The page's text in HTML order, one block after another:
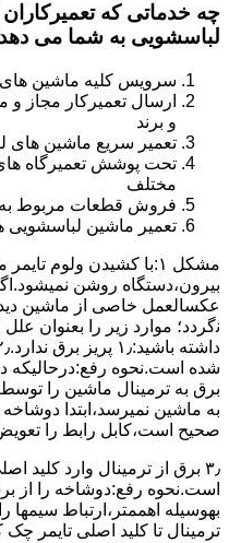
چه خدماتی که
لباسشویی به شما می
سرویس کلیه ماشین
ارسال تعمیرکار
و برند
تعمیر سریع ماشین های
تحت پوشش تعمیرگاه
مختلف
فروش قطعات مربوط
تعمیر ماشین لباسشویی
مشکل ۱:ﺑﺎ ﮐﺸﯿﺪن وﻟﻮم
ﺑﯿﺮون،دستگاه روﺷﻦ
عکسالعمل ﺧﺎﺻﯽ از ﻣﺎﺷﯿﻦ
ﻧگردد؛ موارد زیر را بعنوان
ﺷﺪه است.نحوه رفع:درحالیکه
ﺑﺮق ﺑﻪ ﺗﺮﻣﯿﻨﺎل ﻣﺎﺷﯿﻦ را ﺗﻮﺳﻂ
ﺑﻪ ﻣﺎﺷﯿﻦ نمیرسد،اﺑﺘﺪا
ﺻﺤﯿﺢ اﺳﺖ،ﮐﺎﺑﻞ راﺑﻂ را
۳٫ ﺑﺮق از ﺗﺮﻣﯿﻨﺎل وارد ﮐﻠﯿﺪ
است.نحوه رﻓﻊ:دوشاخه را از
بهوسیله اهممتر،ارﺗﺒﺎط سیمها را
ﺗﺮﻣﯿﻨﺎل ﺗﺎ ﮐﻠﯿﺪ اﺻﻠﯽ ﺗﺎﯾﻤﺮ چک